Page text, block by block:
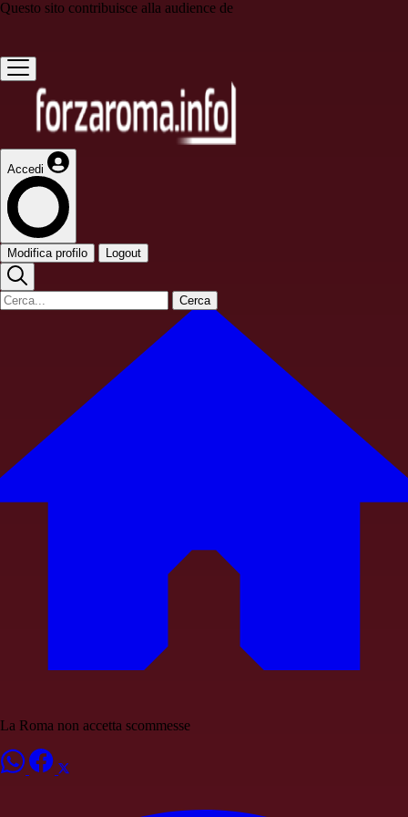
Questo sito contribuisce alla audience de
Accedi
Modifica profilo Logout
Cerca
La Roma non accetta scommesse